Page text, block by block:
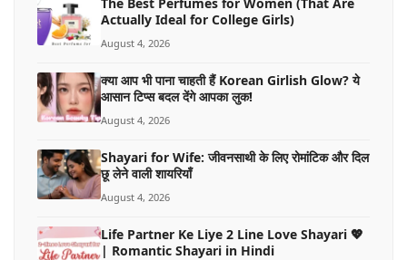
Actually Ideal for College Girls)
August 4, 2026
क्या आप भी पाना चाहती हैं Korean Girlish Glow? ये
आसान टिप्स बदल देंगे आपका लुक!
August 4, 2026
Shayari for Wife: जीवनसाथी के लिए रोमांटिक और दिल
छू लेने वाली शायरियाँ
August 4, 2026
Life Partner Ke Liye 2 Line Love Shayari 💖
| Romantic Shayari in Hindi